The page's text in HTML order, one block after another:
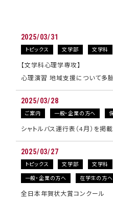
2025/03/31
トピックス 文学部 文学科
【文学科心理学専攻】
心理演習 地域支援について多
2025/03/28
ご案内 一般・企業の方へ
シャトルバス運行表（4月）を掲載
2025/03/27
トピックス 文学部 文学科
一般・企業の方へ 在学生の方へ
全日本年賀状大賞コンクール